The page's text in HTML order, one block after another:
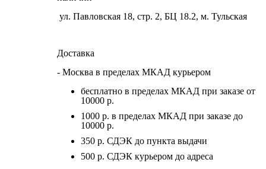
ул. Павловская 18, стр. 2, БЦ 18.2, м. Тульская
Доставка
- Москва в пределах МКАД курьером
бесплатно в пределах МКАД при заказе от
10000 р.
1000 р. в пределах МКАД при заказе до
10000 р.
350 р. СДЭК до пункта выдачи
500 р. СДЭК курьером до адреса